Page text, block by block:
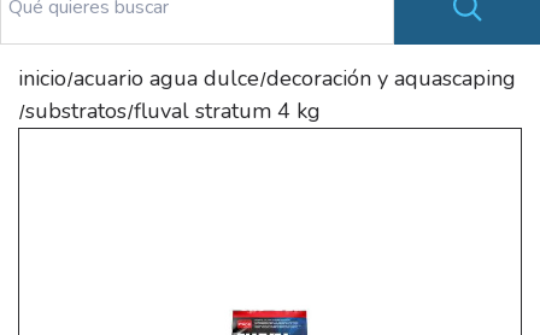
inicio/acuario agua dulce/decoración y aquascaping
/substratos/fluval stratum 4 kg